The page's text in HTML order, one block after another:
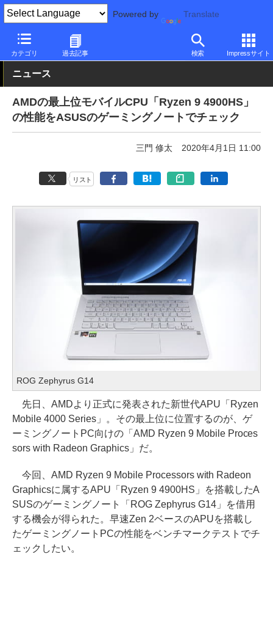
Powered by Translate
カテゴリ 過去記事 検索 Impressサイト
PC Watch 半導体/周辺機器
ニュース
AMDの最上位モバイルCPU「Ryzen 9 4900HS」
の性能をASUSのゲーミングノートでチェック
三門 修太 2020年4月1日 11:00
リスト
ROG Zephyrus G14
先日、AMDより正式に発表された新世代APU「Ryzen
Mobile 4000 Series」。その最上位に位置するのが、ゲ
ーミングノートPC向けの「AMD Ryzen 9 Mobile Proces
sors with Radeon Graphics」だ。
今回、AMD Ryzen 9 Mobile Processors with Radeon
Graphicsに属するAPU「Ryzen 9 4900HS」を搭載したA
SUSのゲーミングノート「ROG Zephyrus G14」を借用
する機会が得られた。早速Zen 2ベースのAPUを搭載し
たゲーミングノートPCの性能をベンチマークテストでチ
ェックしたい。